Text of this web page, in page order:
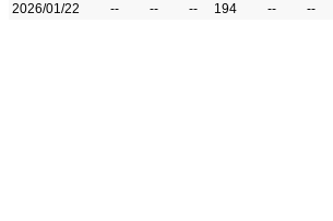
2026/01/22
-- -- -- 194 -- --